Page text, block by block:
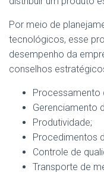
Por meio de
tecnológicos, esse
desempenho da
conselhos
Processamento
Gerenciamento
Produtividade;
Procedimentos
Controle de
Transporte de